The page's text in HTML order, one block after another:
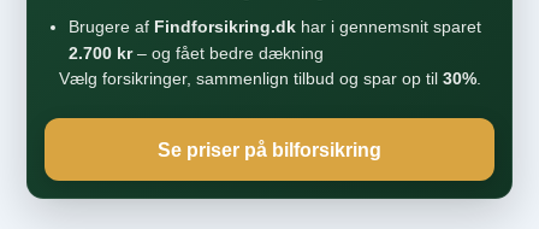
Brugere af Findforsikring.dk har i gennemsnit sparet
2.700 kr– og fået bedre dækning
Vælg forsikringer, sammenlign tilbud og spar op til 30%.
Se priser på bilforsikring